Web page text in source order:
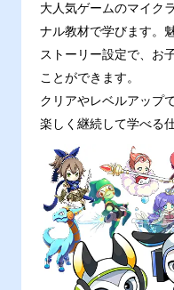
大人気ゲームのマイク
ナル教材で学びます。
ストーリー設定で、お
ことができます。
クリアやレベルアップ
楽しく継続して学べる